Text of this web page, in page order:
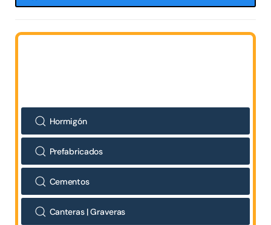
Hormigón
Prefabricados
Cementos
Canteras | Graveras